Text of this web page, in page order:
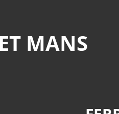
MANS